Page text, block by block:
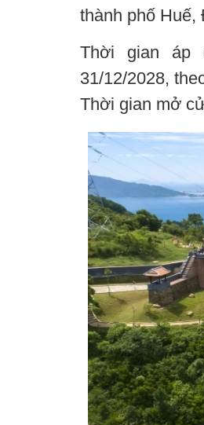
thành phố Huế,
Thời gian áp
31/12/2028,
Thời gian mở